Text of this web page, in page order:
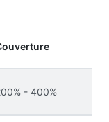
- 400%